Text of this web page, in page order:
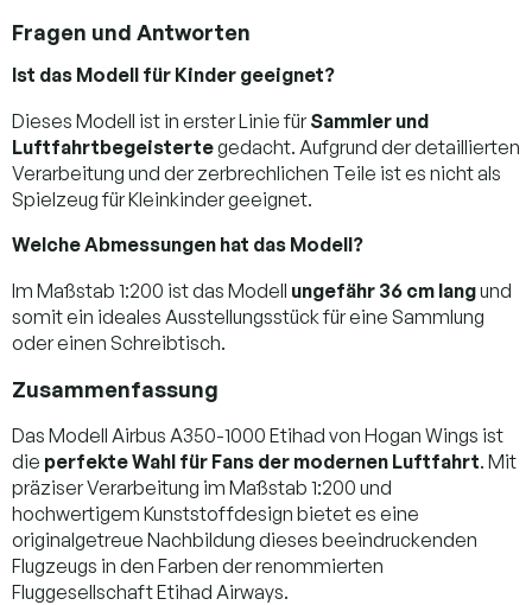
Fragen und Antworten
Ist das Modell für Kinder geeignet?
Dieses Modell ist in erster Linie fürSammler und
Luftfahrtbegeistertegedacht. Aufgrund der detaillierten
Verarbeitung und der zerbrechlichen Teile ist es nicht als
Spielzeug für Kleinkinder geeignet.
Welche Abmessungen hat das Modell?
Im Maßstab 1:200 ist das Modell ungefähr 36 cm langund
somit ein ideales Ausstellungsstück für eine Sammlung
oder einen Schreibtisch.
Zusammenfassung
Das Modell Airbus A350-1000 Etihad von Hogan Wings ist
die perfekte Wahl für Fans der modernen Luftfahrt. Mit
präziser Verarbeitung im Maßstab 1:200 und
hochwertigem Kunststoffdesign bietet es eine
originalgetreue Nachbildung dieses beeindruckenden
Flugzeugs in den Farben der renommierten
Fluggesellschaft Etihad Airways.